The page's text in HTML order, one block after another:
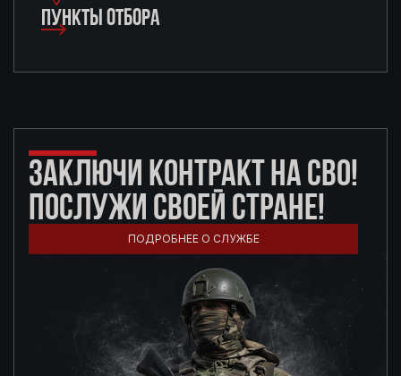
ПУНКТЫ ОТБОРА
ЗАКЛЮЧИ КОНТРАКТ НА СВО!
ПОСЛУЖИ СВОЕЙ СТРАНЕ!
ПОДРОБНЕЕ О СЛУЖБЕ